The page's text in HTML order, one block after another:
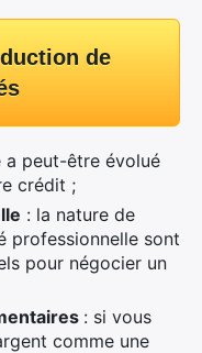
de
a peut-être évolué
crédit ;
: la nature de
sont
pour négocier un
: si vous
comme une